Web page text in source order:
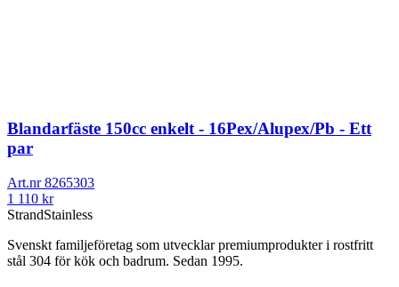
Blandarfäste 150cc enkelt - 16Pex/Alupex/Pb - Ett
par
Art.nr8265303
1 110 kr
StrandStainless
Svenskt familjeföretag som utvecklar premiumprodukter i rostfritt
stål 304 för kök och badrum. Sedan 1995.